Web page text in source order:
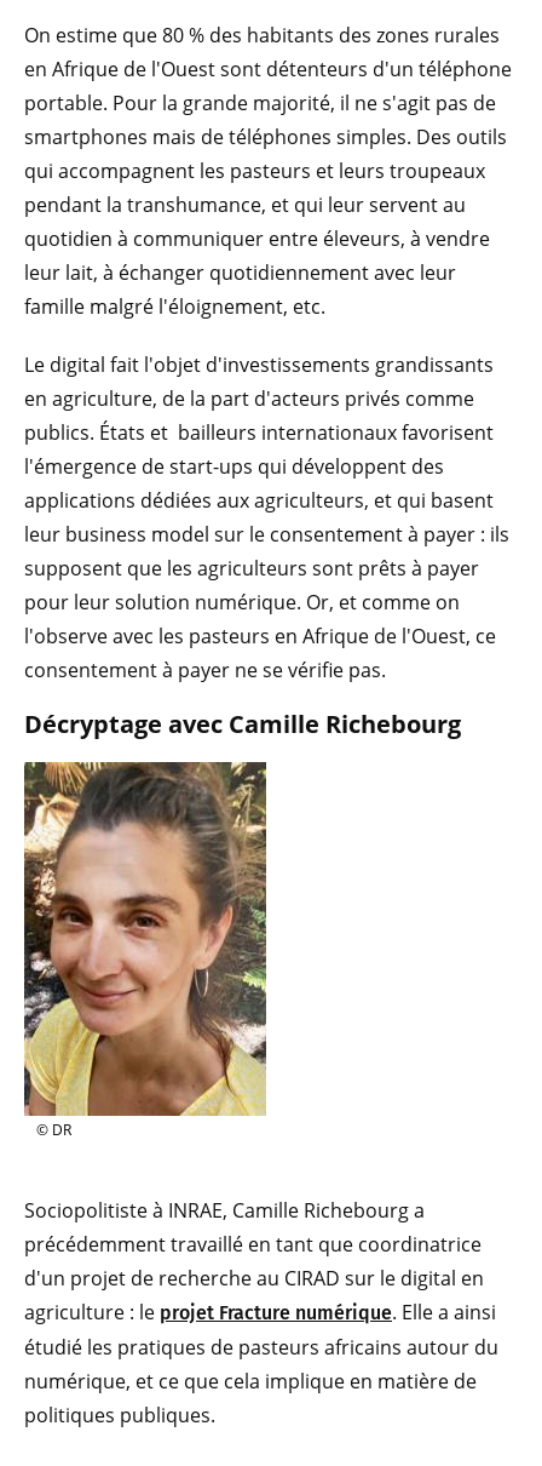
On estime que 80 % des habitants des zones rurales
en Afrique de l'Ouest sont détenteurs d'un téléphone
portable. Pour la grande majorité, il ne s'agit pas de
smartphones mais de téléphones simples. Des outils
qui accompagnent les pasteurs et leurs troupeaux
pendant la transhumance, et qui leur servent au
quotidien à communiquer entre éleveurs, à vendre
leur lait, à échanger quotidiennement avec leur
famille malgré l'éloignement, etc.
Le digital fait l'objet d'investissements grandissants
en agriculture, de la part d'acteurs privés comme
publics. États et bailleurs internationaux favorisent
l'émergence de start-ups qui développent des
applications dédiées aux agriculteurs, et qui basent
leur business model sur le consentement à payer : ils
supposent que les agriculteurs sont prêts à payer
pour leur solution numérique. Or, et comme on
l'observe avec les pasteurs en Afrique de l'Ouest, ce
consentement à payer ne se vérifie pas.
Décryptage avec Camille Richebourg
© DR
Sociopolitiste à INRAE, Camille Richebourg a
précédemment travaillé en tant que coordinatrice
d'un projet de recherche au CIRAD sur le digital en
agriculture : le projet Fracture numérique. Elle a ainsi
étudié les pratiques de pasteurs africains autour du
numérique, et ce que cela implique en matière de
politiques publiques.